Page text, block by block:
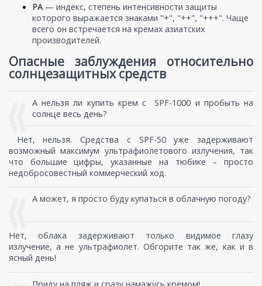
PA — индекс, степень интенсивности защиты
которого выражается знаками "+", "++", "+++". Чаще
всего он встречается на кремах азиатских
производителей.
Опасные заблуждения относительно
солнцезащитных средств
А нельзя ли купить крем с SPF-1000 и пробыть на
солнце весь день?
Нет, нельзя. Средства с SPF-50 уже задерживают
возможный максимум ультрафиолетового излучения, так
что большие цифры, указанные на тюбике – просто
недобросовестный коммерческий ход.
А может, я просто буду купаться в облачную погоду?
Нет, облака задерживают только видимое глазу
излучение, а не ультрафиолет. Обгорите так же, как и в
ясный день!
Приду на пляж и сразу намажусь кремом!